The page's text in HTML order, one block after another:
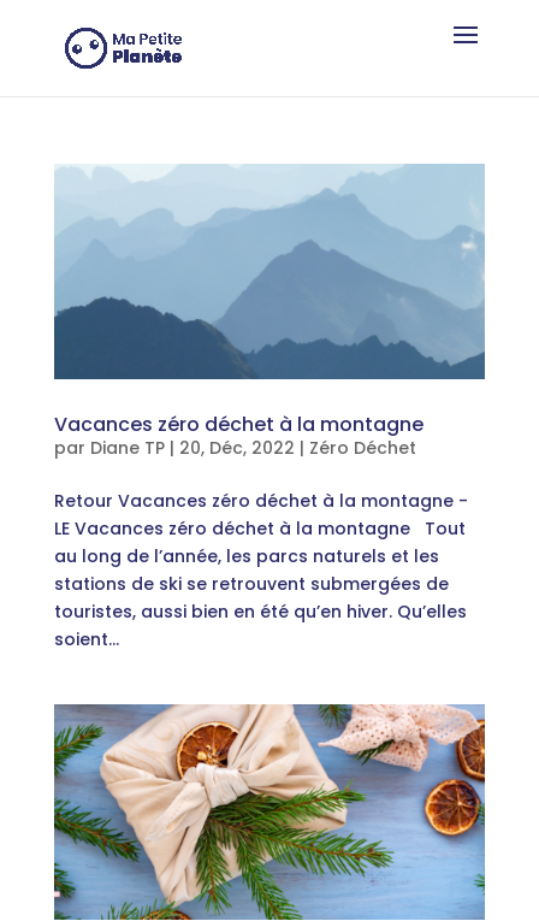
Vacances zéro déchet à la montagne
par Diane TP| 20, Déc, 2022 | Zéro Déchet
Retour Vacances zéro déchet à la montagne -
LE Vacances zéro déchet à la montagne Tout
au long de l’année, les parcs naturels et les
stations de ski se retrouvent submergées de
touristes, aussi bien en été qu’en hiver. Qu’elles
soient...